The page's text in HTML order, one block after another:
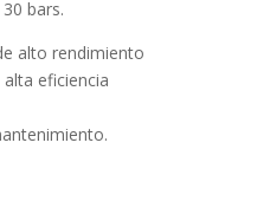
bars.
alto rendimiento
eficiencia